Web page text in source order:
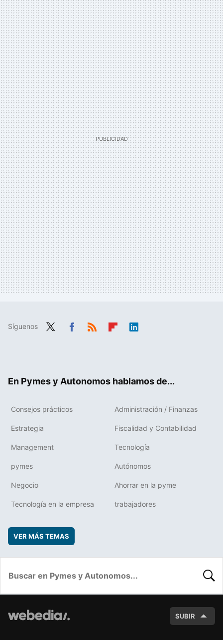
Síguenos
En Pymes y Autonomos hablamos de...
Consejos prácticos Administración / Finanzas
Estrategia Fiscalidad y Contabilidad
Management Tecnología
pymes Autónomos
Negocio Ahorrar en la pyme
Tecnología en la empresa trabajadores
VER MÁS TEMAS
SUBIR